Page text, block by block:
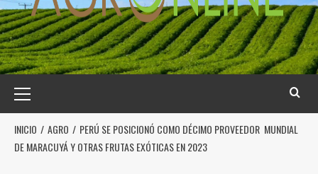
INICIO AGRO
PERÚ SE POSICIONÓ COMO DÉCIMO PROVEEDOR MUNDIAL
DE MARACUYÁ Y OTRAS FRUTAS EXÓTICAS EN 2023